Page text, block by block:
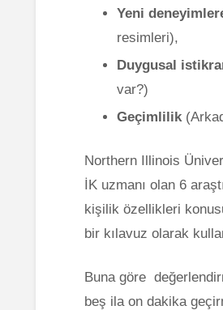
Yeni
resimleri),
Duygusal
var?)
Geçimlilik
Northern Illinois
İK uzmanı olan 6
kişilik özellikleri
bir kılavuz olarak
Buna göre
beş ila on dakika